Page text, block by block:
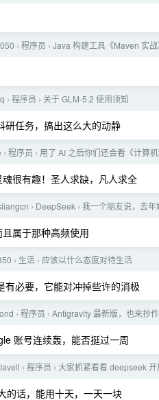
› 程序员 › Java 构建工具《Maven 实
› 程序员 › 关于 GLM-5.2 使用须知
研任务，搞出这么大的动静
› 程序员 › 用了 AI 之后你们还会看《计算
很有趣！圣人求缺，凡人求全
› DeepSeek › 我一个朋友说，去年
属于那种高频使用
› 生活 › 应该以什么态度对待生活
有必要，它能对冲掉些许的消极
› 程序员 › Antigravity 最新版，也来抄
账号连续轰，能否挺过一周
› 程序员 › 大家抓紧看看 deepseek
的话，能用十天，一天一块